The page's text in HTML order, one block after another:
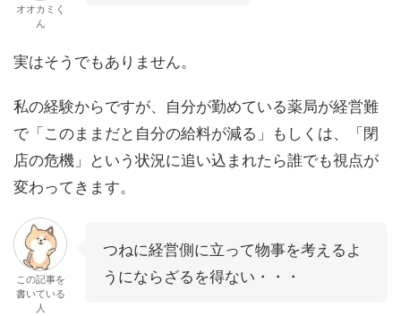
オオカミく
ん
実はそうでもありません。
私の経験からですが、自分が勤めている薬局が経営難
で「このままだと自分の給料が減る」もしくは、「閉
店の危機」という状況に追い込まれたら誰でも視点が
変わってきます。
この記事を
書いている
人
つねに経営側に立って物事を考えるよ
うにならざるを得ない・・・